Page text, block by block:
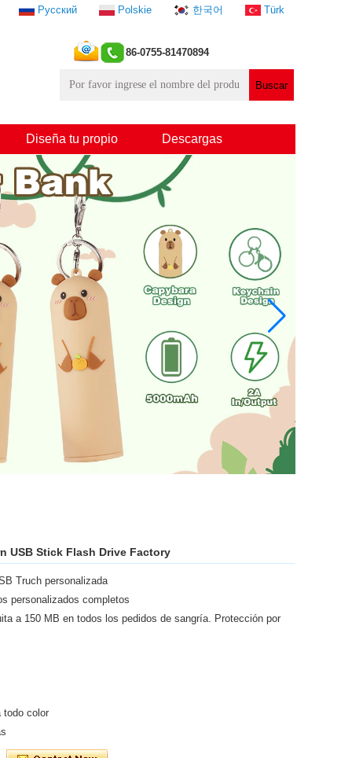
86-0755-81470894
Русский Polskie 한국어 Türk
Diseña tu propio Descargas
USB Stick Flash Drive Factory
Truch personalizada
personalizados completos
a 150 MB en todos los pedidos de sangría. Protección por
todo color